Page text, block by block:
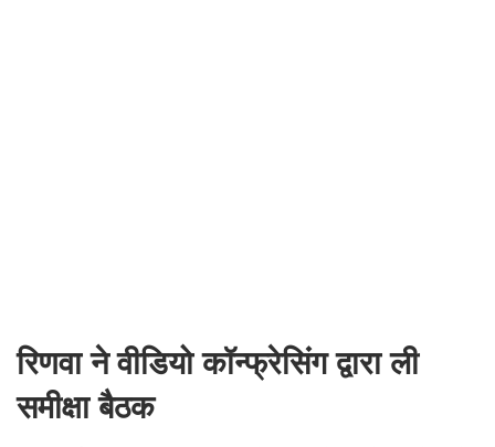
रिणवा ने वीडियो कॉन्फ्रेसिंग द्वारा ली
समीक्षा बैठक